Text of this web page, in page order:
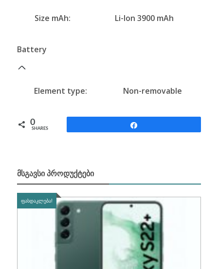
Size mAh: Li-Ion 3900 mAh
Battery
Element type: Non-removable
0
SHARES
ᲛᲡᲒᲐᲕᲡᲘ ᲞᲠᲝᲓᲣᲥᲢᲔᲑᲘ
ᲤᲐᲡᲓᲐᲙᲚᲔᲑᲐ!